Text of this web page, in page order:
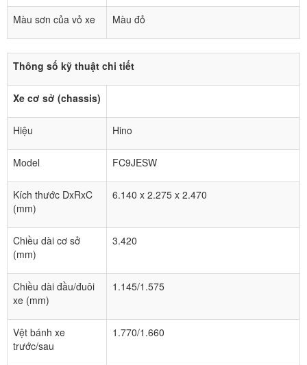
Màu sơn của vỏ xe Màu đỏ
Thông số kỹ thuật chi tiết
Xe cơ sở (chassis)
Hiệu Hino
Model FC9JESW
Kích thước DxRxC
(mm)
6.140 x 2.275 x 2.470
Chiều dài cơ sở
(mm)
3.420
Chiều dài đầu/đuôi
xe (mm)
1.145/1.575
Vệt bánh xe
trước/sau
1.770/1.660